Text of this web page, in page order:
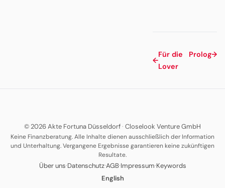
←
Für die
Lover
Prolog→
© 2026 Akte Fortuna Düsseldorf· Closelook Venture GmbH
Keine Finanzberatung. Alle Inhalte dienen ausschließlich der Information
und Unterhaltung. Vergangene Ergebnisse garantieren keine zukünftigen
Resultate.
Über uns·Datenschutz·AGB·Impressum·Keywords
English